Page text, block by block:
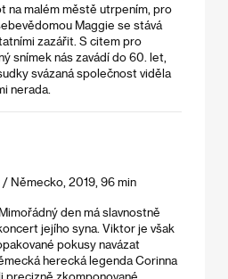
na malém městě utrpením, pro
Maggie se stává
zazářit. S citem pro
snímek nás zavádí do 60. let,
svázaná společnost viděla
nerada.
Německo, 2019, 96 min
den má slavnostně
jejího syna. Viktor je však
pokusy navázat
herecká legenda Corinna
precizně zkomponované